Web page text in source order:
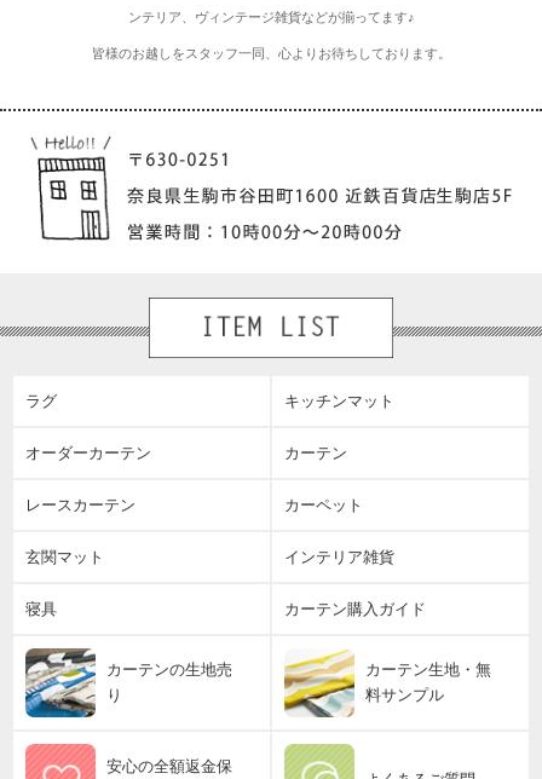
ンテリア、ヴィンテージ雑貨などが揃ってます♪
皆様のお越しをスタッフ一同、心よりお待ちしております。
ラグ キッチンマット
オーダーカーテン カーテン
レースカーテン カーペット
玄関マット インテリア雑貨
寝具 カーテン購入ガイド
カーテンの生地売
り
カーテン生地・無
料サンプル
安心の全額返金保